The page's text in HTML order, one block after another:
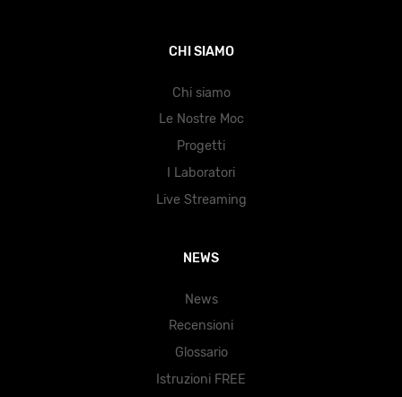
CHI SIAMO
Chi siamo
Le Nostre Moc
Progetti
I Laboratori
Live Streaming
NEWS
News
Recensioni
Glossario
Istruzioni FREE